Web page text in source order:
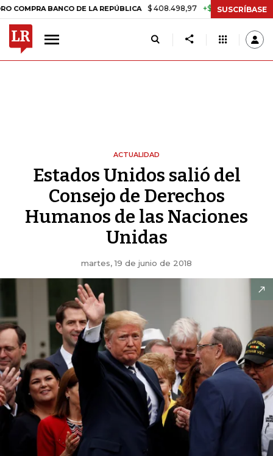
BANCO DE LA REPÚBLICA $ 408.498,97 +$ 8.753,81 +2,19%
SUSCRÍBASE
ACTUALIDAD
Estados Unidos salió del
Consejo de Derechos
Humanos de las Naciones
Unidas
martes, 19 de junio de 2018